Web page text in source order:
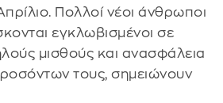
Πολλοί νέοι άνθρωποι
εγκλωβισμένοι σε
μισθούς και ανασφάλεια
τους, σημειώνουν